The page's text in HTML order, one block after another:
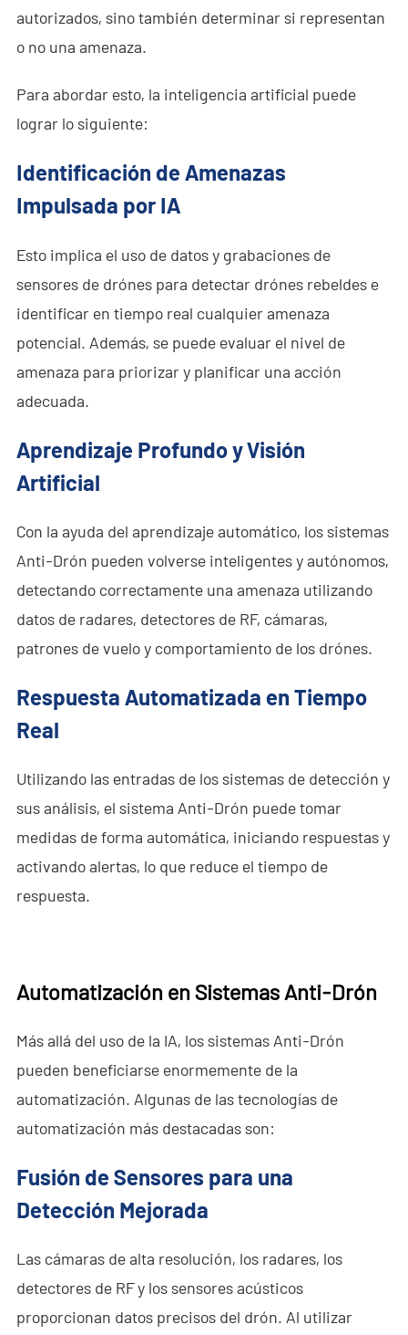
autorizados, sino también determinar si representan
o no una amenaza.
Para abordar esto, la inteligencia artificial puede
lograr lo siguiente:
Identificación de Amenazas
Impulsada por IA
Esto implica el uso de datos y grabaciones de
sensores de drónes para detectar drónes rebeldes e
identificar en tiempo real cualquier amenaza
potencial. Además, se puede evaluar el nivel de
amenaza para priorizar y planificar una acción
adecuada.
Aprendizaje Profundo y Visión
Artificial
Con la ayuda del aprendizaje automático, los sistemas
Anti-Drón pueden volverse inteligentes y autónomos,
detectando correctamente una amenaza utilizando
datos de radares, detectores de RF, cámaras,
patrones de vuelo y comportamiento de los drónes.
Respuesta Automatizada en Tiempo
Real
Utilizando las entradas de los sistemas de detección y
sus análisis, el sistema Anti-Drón puede tomar
medidas de forma automática, iniciando respuestas y
activando alertas, lo que reduce el tiempo de
respuesta.
Automatización en Sistemas Anti-Drón
Más allá del uso de la IA, los sistemas Anti-Drón
pueden beneficiarse enormemente de la
automatización. Algunas de las tecnologías de
automatización más destacadas son:
Fusión de Sensores para una
Detección Mejorada
Las cámaras de alta resolución, los radares, los
detectores de RF y los sensores acústicos
proporcionan datos precisos del drón. Al utilizar